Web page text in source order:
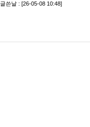
글쓴날 : [26-05-08 10:48]